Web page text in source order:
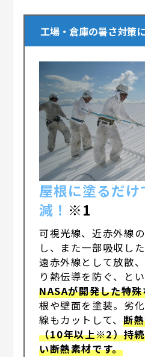
工場・倉庫の暑さ対策
屋根に塗るだけ
減！ ※1
可視光線、近赤外線
し、また一部吸収し
遠赤外線として放散
り熱伝導を防ぐ、と
NASAが開発した特
根や壁面を塗装。劣
線もカットして、 断
（10年以上※2）持
い断熱素材です。